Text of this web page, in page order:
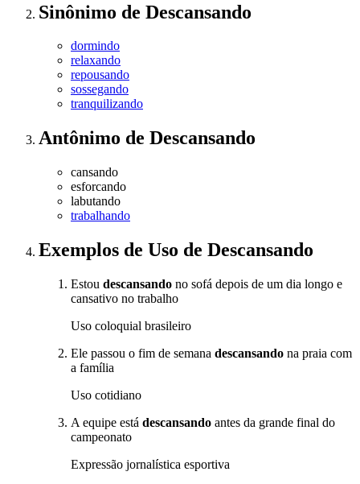
Sinônimo de Descansando
dormindo
relaxando
repousando
sossegando
tranquilizando
Antônimo de Descansando
cansando
esforcando
labutando
trabalhando
Exemplos de Uso de Descansando
Estou descansando no sofá depois de um dia longo e
cansativo no trabalho
Uso coloquial brasileiro
Ele passou o fim de semana descansando na praia com
a família
Uso cotidiano
A equipe está descansando antes da grande final do
campeonato
Expressão jornalística esportiva